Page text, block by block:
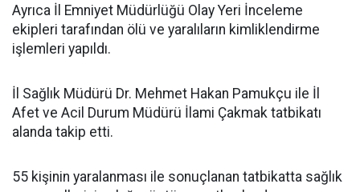
Ayrıca İl Emniyet Müdürlüğü Olay Yeri İnceleme
ekipleri tarafından ölü ve yaralıların kimliklendirme
işlemleri yapıldı.
İl Sağlık Müdürü Dr. Mehmet Hakan Pamukçu ile İl
Afet ve Acil Durum Müdürü İlami Çakmak tatbikatı
alanda takip etti.
55 kişinin yaralanması ile sonuçlanan tatbikatta sağlık